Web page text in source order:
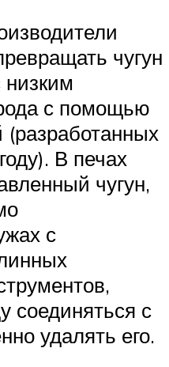
чугун
низким
с помощью
(разработанных
В печах
чугун,
с
соединяться с
удалять его.